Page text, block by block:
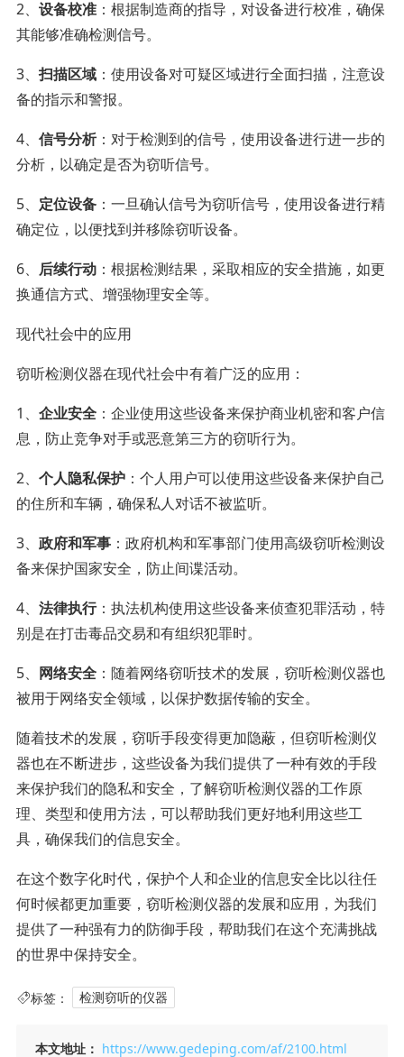
2、 设备校准：根据制造商的指导，对设备进行校准，确保
其能够准确检测信号。
3、扫描区域：使用设备对可疑区域进行全面扫描，注意设
备的指示和警报。
4、 信号分析：对于检测到的信号，使用设备进行进一步的
分析，以确定是否为窃听信号。
5、 定位设备：一旦确认信号为窃听信号，使用设备进行精
确定位，以便找到并移除窃听设备。
6、 后续行动：根据检测结果，采取相应的安全措施，如更
换通信方式、增强物理安全等。
现代社会中的应用
窃听检测仪器在现代社会中有着广泛的应用：
1、 企业安全：企业使用这些设备来保护商业机密和客户信
息，防止竞争对手或恶意第三方的窃听行为。
2、 个人隐私保护：个人用户可以使用这些设备来保护自己
的住所和车辆，确保私人对话不被监听。
3、 政府和军事：政府机构和军事部门使用高级窃听检测设
备来保护国家安全，防止间谍活动。
4、 法律执行：执法机构使用这些设备来侦查犯罪活动，特
别是在打击毒品交易和有组织犯罪时。
5、 网络安全：随着网络窃听技术的发展，窃听检测仪器也
被用于网络安全领域，以保护数据传输的安全。
随着技术的发展，窃听手段变得更加隐蔽，但窃听检测仪
器也在不断进步，这些设备为我们提供了一种有效的手段
来保护我们的隐私和安全，了解窃听检测仪器的工作原
理、类型和使用方法，可以帮助我们更好地利用这些工
具，确保我们的信息安全。
在这个数字化时代，保护个人和企业的信息安全比以往任
何时候都更加重要，窃听检测仪器的发展和应用，为我们
提供了一种强有力的防御手段，帮助我们在这个充满挑战
的世界中保持安全。
标签： 检测窃听的仪器
本文地址： https://www.gedeping.com/af/2100.html